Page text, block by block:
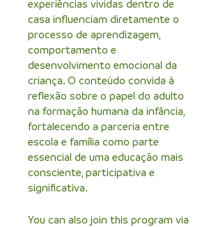
experiências vividas dentro de
casa influenciam diretamente o
processo de aprendizagem,
comportamento e
desenvolvimento emocional da
criança. O conteúdo convida à
reflexão sobre o papel do adulto
na formação humana da infância,
fortalecendo a parceria entre
escola e família como parte
essencial de uma educação mais
consciente, participativa e
significativa.
You can also join this program via